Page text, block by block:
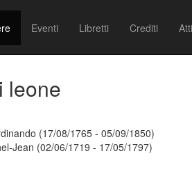
Eventi Libretti Crediti
leone
(17/08/1765 - 05/09/1850)
Jean (02/06/1719 - 17/05/1797)